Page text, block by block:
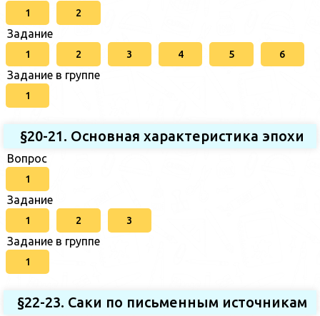
1 2
Задание
1 2 3 4 5 6
Задание в группе
1
§20-21. Основная характеристика эпохи
Вопрос
1
Задание
1 2 3
Задание в группе
1
§22-23. Саки по письменным источникам